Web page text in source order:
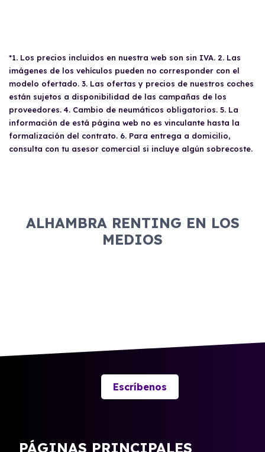
*1. Los precios incluidos en nuestra web son sin IVA. 2. Las
imágenes de los vehículos pueden no corresponder con el
modelo ofertado. 3. Las ofertas y precios de nuestros coches
están sujetos a disponibilidad de las campañas de los
proveedores. 4. Cambio de neumáticos obligatorios. 5. La
información de está página web no es vinculante hasta la
formalización del contrato. 6. Para entrega a domicilio,
consulta con tu asesor comercial si incluye algún sobrecoste.
ALHAMBRA RENTING EN LOS
MEDIOS
Escríbenos
PÁGINAS PRINCIPALES